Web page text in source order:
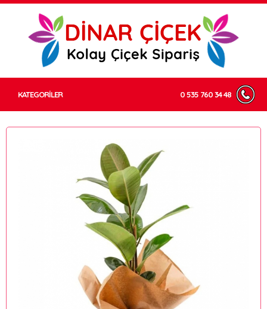
KATEGORİLER 0 535 760 34 48